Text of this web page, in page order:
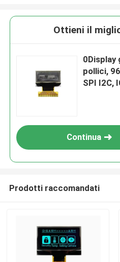
Ottieni il
0Display
pollici,
SPI I2C,
Continua
Prodotti raccomandati